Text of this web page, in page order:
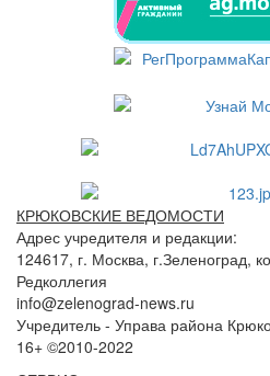
КРЮКОВСКИЕ ВЕДОМОСТИ
Адрес учредителя и редакции:
124617, г. Москва, г.Зеленоград,
Редколлегия
info@zelenograd-news.ru
Учредитель - Управа района
16+ ©2010-2022